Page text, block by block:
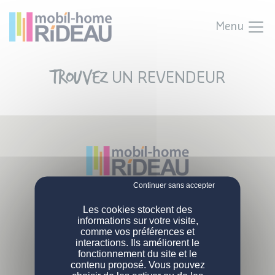
Menu
NOS MOBIL-HOMES
Nos modèles
Nos gammes
PERSONNALISATION
Configurations de série
DEVENIR PROPRIÉTAIRE
TrouvezUN REVENDEUR
85190 Venansault
Tél :02 51 07 38 02
L'ENTREPRISE
Qui sommes-nous ?
Les cookies stockent des
informations sur votre visite,
comme vos préférences et
interactions. Ils améliorent le
fonctionnement du site et le
contenu proposé. Vous pouvez